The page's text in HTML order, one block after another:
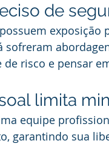
de
sofreram
de risco e pensar
limita
equipe
garantindo sua